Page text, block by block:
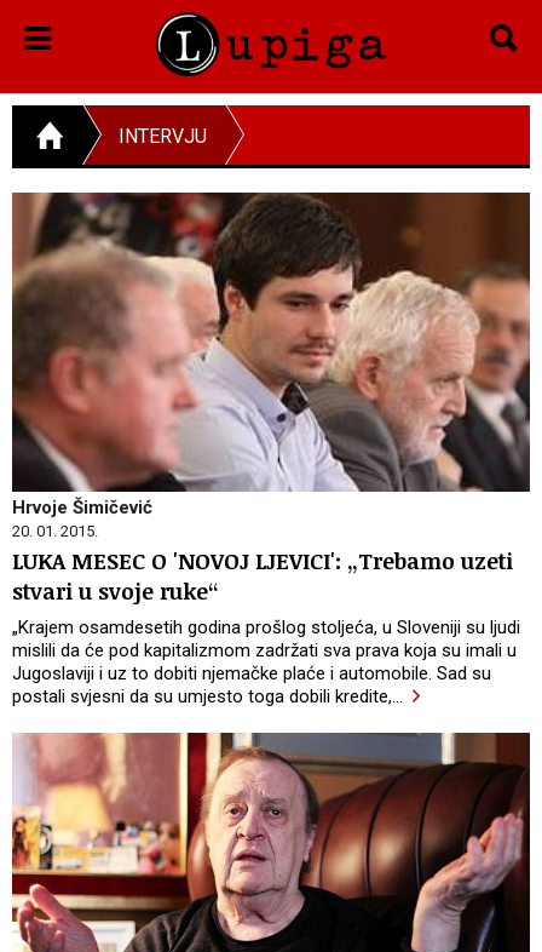
INTERVJU
Hrvoje Šimičević
20. 01. 2015.
LUKA MESEC O 'NOVOJ LJEVICI': „Trebamo uzeti
stvari u svoje ruke“
„Krajem osamdesetih godina prošlog stoljeća, u Sloveniji su ljudi
mislili da će pod kapitalizmom zadržati sva prava koja su imali u
Jugoslaviji i uz to dobiti njemačke plaće i automobile. Sad su
postali svjesni da su umjesto toga dobili kredite,…